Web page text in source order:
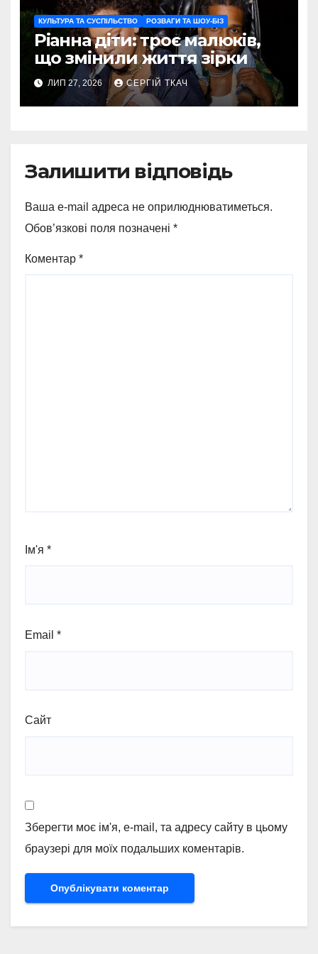
КУЛЬТУРА ТА СУСПІЛЬСТВО РОЗВАГИ ТА ШОУ-БІЗ
Ріанна діти: троє малюків,
що змінили життя зірки
ЛИП 27, 2026 СЕРГІЙ ТКАЧ
Залишити відповідь
Ваша e-mail адреса не оприлюднюватиметься.
Обов’язкові поля позначені *
Коментар *
Ім'я *
Email *
Сайт
Зберегти моє ім'я, e-mail, та адресу сайту в цьому
браузері для моїх подальших коментарів.